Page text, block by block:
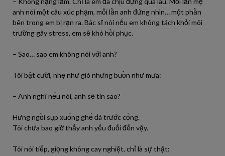
anh nói một câu xúc phạm, mỗi lần anh đứng nhìn… một phần
bên trong em bị rạn ra. Bác sĩ nói nếu em không tách khỏi môi
trường gây stress, em sẽ khó hồi phục.
– Sao… sao em không nói với anh?
Tôi bật cười, nhẹ như gió nhưng buồn như mưa:
– Anh nghĩ nếu nói, anh sẽ tin sao?
Hưng ngồi sụp xuống ghế đá trước cổng.
Tôi chưa bao giờ thấy anh yếu đuối đến vậy.
Tôi nói tiếp, giọng không cay nghiệt, chỉ là sự thật: